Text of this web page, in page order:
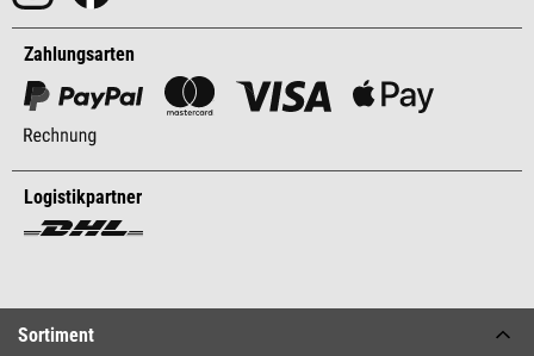
Zahlungsarten
Logistikpartner
Sortiment